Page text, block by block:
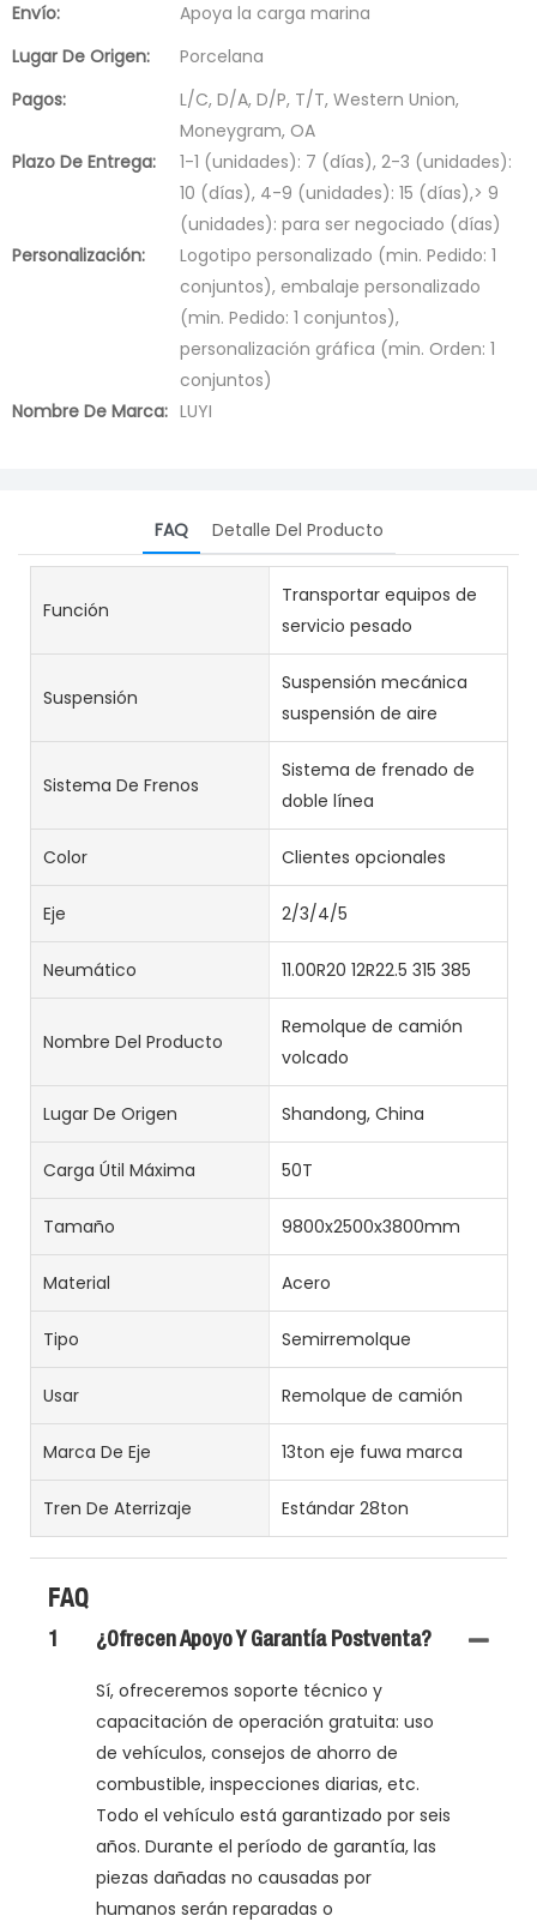
Envío:
Apoya la carga marina
Lugar De Origen:
Porcelana
Pagos:
L/C, D/A, D/P, T/T, Western Union,
Moneygram, OA
Plazo De Entrega:
1-1 (unidades): 7 (días), 2-3 (unidades):
10 (días), 4-9 (unidades): 15 (días),> 9
(unidades): para ser negociado (días)
Personalización:
Logotipo personalizado (min. Pedido: 1
conjuntos), embalaje personalizado
(min. Pedido: 1 conjuntos),
personalización gráfica (min. Orden: 1
conjuntos)
Nombre De Marca: LUYI
FAQ Detalle Del Producto
Función
Transportar equipos de
servicio pesado
Suspensión
Suspensión mecánica
suspensión de aire
Sistema De Frenos
Sistema de frenado de
doble línea
Color Clientes opcionales
Eje 2/3/4/5
Neumático 11.00R20 12R22.5 315 385
Nombre Del Producto
Remolque de camión
volcado
Lugar De Origen Shandong, China
Carga Útil Máxima 50T
Tamaño 9800x2500x3800mm
Material Acero
Tipo Semirremolque
Usar Remolque de camión
Marca De Eje 13ton eje fuwa marca
Tren De Aterrizaje Estándar 28ton
FAQ
1 ¿Ofrecen Apoyo Y Garantía Postventa?
Sí, ofreceremos soporte técnico y
capacitación de operación gratuita: uso
de vehículos, consejos de ahorro de
combustible, inspecciones diarias, etc.
Todo el vehículo está garantizado por seis
años. Durante el período de garantía, las
piezas dañadas no causadas por
humanos serán reparadas o